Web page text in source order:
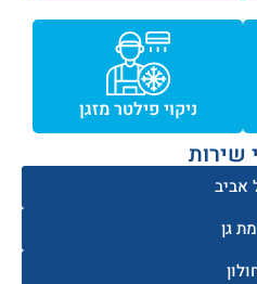
ניקוי פילטר מזגן
שירות
אביב
גן